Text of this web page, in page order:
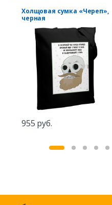
Холщовая сумка «Череп»,
черная
955 руб.